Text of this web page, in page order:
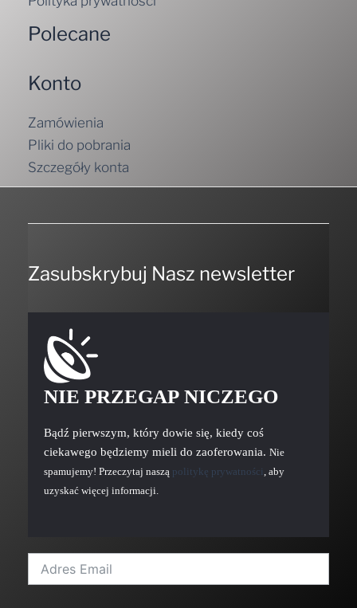
Polecane
Konto
Zamówienia
Pliki do pobrania
Szczegóły konta
Zasubskrybuj Nasz newsletter
NIE PRZEGAP NICZEGO
Bądź pierwszym, który dowie się, kiedy coś
ciekawego będziemy mieli do zaoferowania. Nie
spamujemy! Przeczytaj naszą politykę prywatności, aby
uzyskać więcej informacji.